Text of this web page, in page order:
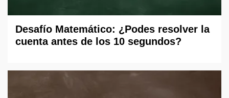
Desafío Matemático: ¿Podes resolver la
cuenta antes de los 10 segundos?